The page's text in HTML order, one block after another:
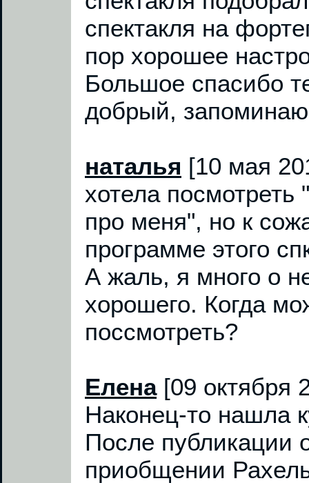
спектакля на
пор хорошее
Большое спасибо
добрый,
наталья [10 мая
хотела
про меня", но к
программе этого
А жаль, я много о
хорошего. Когда
поссмотреть?
Елена[09 октября
Наконец-то нашла
После публикации
приобщении